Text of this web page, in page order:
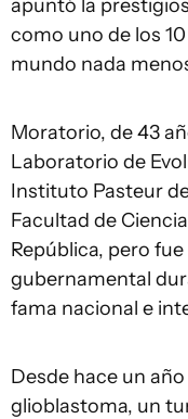
apuntó la
como uno de los
mundo nada
Moratorio, de 43
Laboratorio de
Instituto Pasteur
Facultad de
República, pero
gubernamental
fama nacional e
Desde hace un
glioblastoma, un